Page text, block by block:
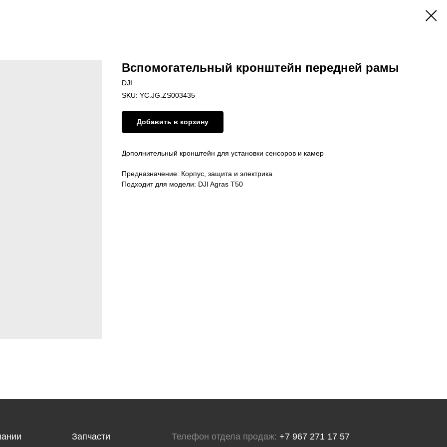
Вспомогательный кронштейн передней рамы
DJI
SKU: YC.JG.ZS003435
Добавить в корзину
Дополнительный кронштейн для установки сенсоров и камер
Предназначение: Корпус, защита и электрика
Подходит для модели: DJI Agras T50
Запчасти Телефон отдела продаж: +7 967 271 17 57